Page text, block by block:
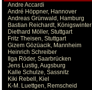
Andre Accardi
André Höppner, Hannover
Andreas Grünwald, Hamburg
Bastian Reichardt, Königswinter
Diethard Möller, Stuttgart
Fritz Theisen, Stuttgart
Gizem Gözüacik, Mannheim
Heinrich Schreiber
Ilga Röder, Saarbrücken
Jens Lustig, Augsburg
Kalle Schulze, Sassnitz
Kiki Rebell, Kiel
K-M. Luettgen, Remscheid